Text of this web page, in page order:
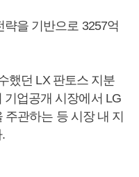
을 기반으로 3257억
했던 LX 판토스 지분
업공개 시장에서 LG
관하는 등 시장 내 지